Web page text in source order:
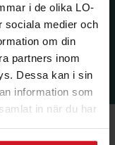
i de olika LO-
sociala medier och
om din
partners inom
Dessa kan i sin
information som
in när du har